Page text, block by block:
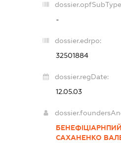
-
dossier.edrpo:
32501884
dossier.regDate:
12.05.03
САХАНЕНКО